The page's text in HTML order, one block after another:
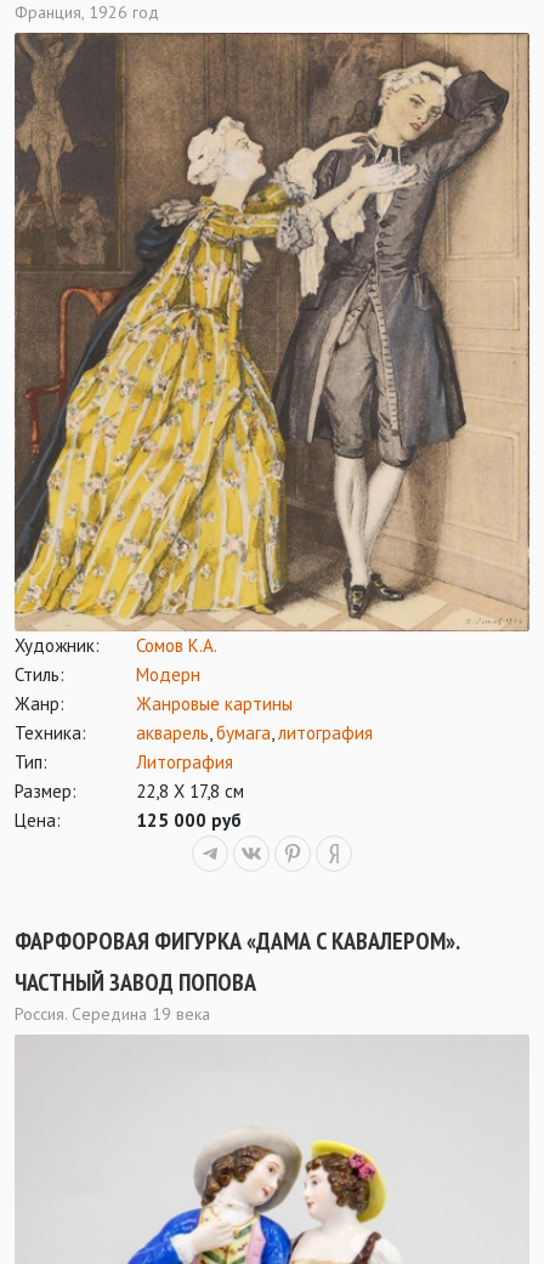
Франция, 1926 год
Художник:
Сомов К.А.
Стиль:
Модерн
Жанр:
Жанровые картины
Техника:
акварель,бумага,литография
Тип:
Литография
Размер:
22,8 Х 17,8 см
Цена:
125 000 руб
ФАРФОРОВАЯ ФИГУРКА «ДАМА С КАВАЛЕРОМ».
ЧАСТНЫЙ ЗАВОД ПОПОВА
Россия. Середина 19 века